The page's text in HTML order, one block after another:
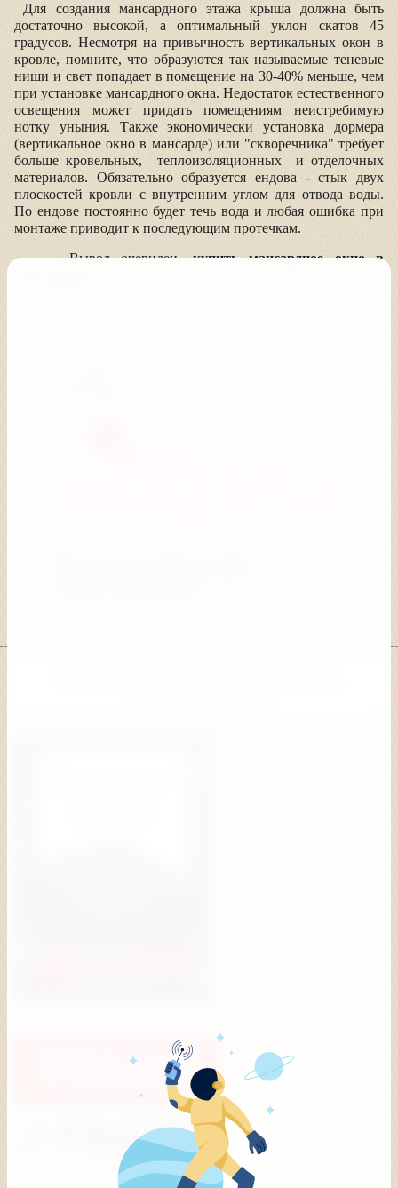
Для создания мансардного этажа крыша должна быть
достаточно высокой, а оптимальный уклон скатов 45
градусов. Несмотря на привычностьвертикальных окон в
кровле, помните, что образуются так называемые теневые
ниши и свет попадает в помещение на 30-40% меньше, чем
при установке мансардного окна. Недостаток естественного
освещения может придать помещениям неистребимую
нотку уныния. Такжеэкономически установка дормера
(вертикальное окно в мансарде) или "скворечника" требует
больше кровельных, теплоизоляционныхи отделочных
материалов. Обязательно образуется ендова - стык двух
плоскостей кровли с внутренним углом для отвода воды.
По ендовепостоянно будет течь вода и любая ошибка при
монтаже приводит к последующим протечкам.
Вывод очевиден,купить мансардное окно в